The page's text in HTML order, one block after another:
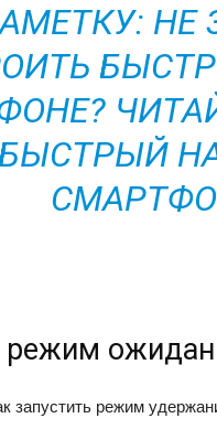
НЕ
режим
запустить режим